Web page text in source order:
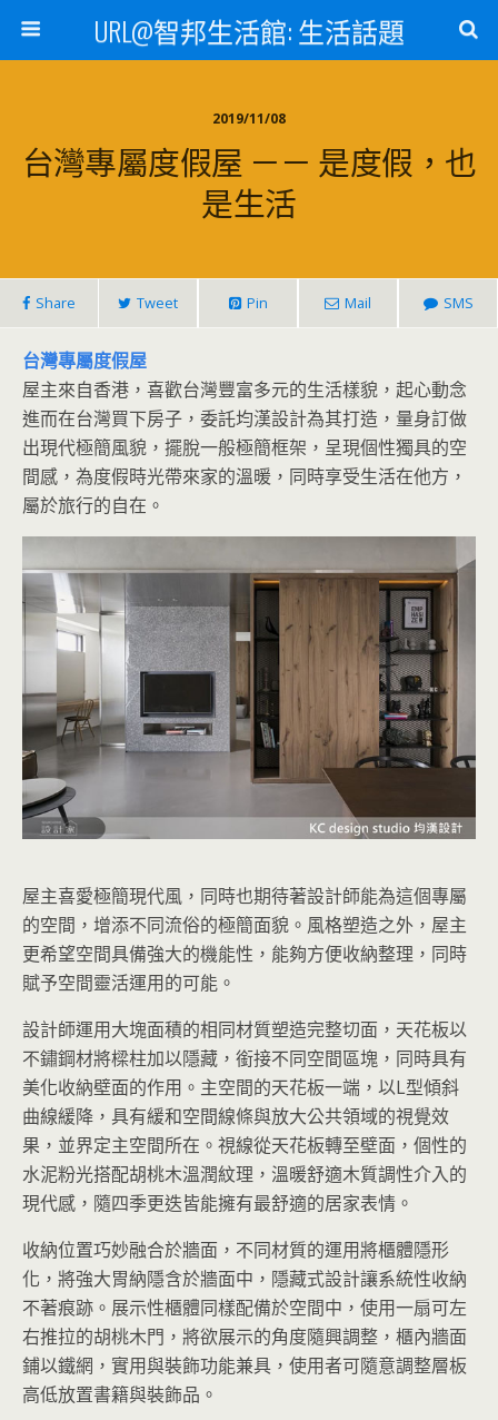
URL@智邦生活館: 生活話題
2019/11/08
台灣專屬度假屋 －－ 是度假，也
是生活
Share Tweet Pin Mail SMS
台灣專屬度假屋
屋主來自香港，喜歡台灣豐富多元的生活樣貌，起心動念
進而在台灣買下房子，委託均漢設計為其打造，量身訂做
出現代極簡風貌，擺脫一般極簡框架，呈現個性獨具的空
間感，為度假時光帶來家的溫暖，同時享受生活在他方，
屬於旅行的自在。
屋主喜愛極簡現代風，同時也期待著設計師能為這個專屬
的空間，增添不同流俗的極簡面貌。風格塑造之外，屋主
更希望空間具備強大的機能性，能夠方便收納整理，同時
賦予空間靈活運用的可能。
設計師運用大塊面積的相同材質塑造完整切面，天花板以
不鏽鋼材將樑柱加以隱藏，銜接不同空間區塊，同時具有
美化收納壁面的作用。主空間的天花板一端，以L型傾斜
曲線緩降，具有緩和空間線條與放大公共領域的視覺效
果，並界定主空間所在。視線從天花板轉至壁面，個性的
水泥粉光搭配胡桃木溫潤紋理，溫暖舒適木質調性介入的
現代感，隨四季更迭皆能擁有最舒適的居家表情。
收納位置巧妙融合於牆面，不同材質的運用將櫃體隱形
化，將強大胃納隱含於牆面中，隱藏式設計讓系統性收納
不著痕跡。展示性櫃體同樣配備於空間中，使用一扇可左
右推拉的胡桃木門，將欲展示的角度隨興調整，櫃內牆面
鋪以鐵網，實用與裝飾功能兼具，使用者可隨意調整層板
高低放置書籍與裝飾品。